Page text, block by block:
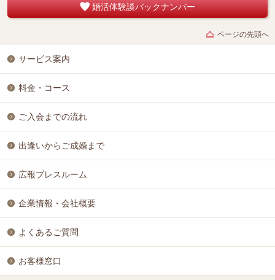
婚活体験談バックナンバー
ページの先頭へ
サービス案内
料金・コース
ご入会までの流れ
出逢いからご成婚まで
広報プレスルーム
企業情報・会社概要
よくあるご質問
お客様窓口